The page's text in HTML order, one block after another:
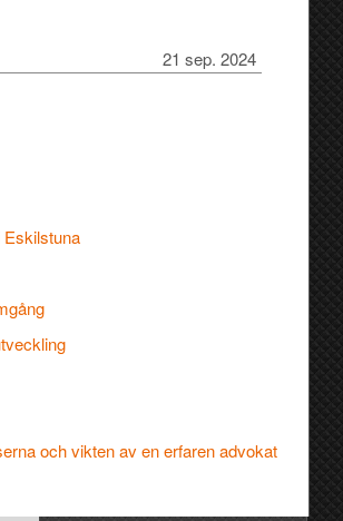
21 sep. 2024
och vikten av en erfaren advokat